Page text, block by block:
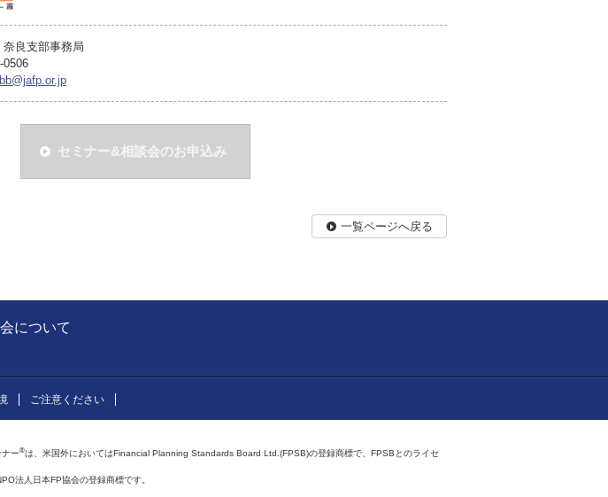
良支部事務局
0506
セミナー&相談会のお申込み
一覧ページへ戻る
について
ご注意ください
ー®は、米国外においてはFinancial Planning Standards Board Ltd.(FPSB)の登録商標で、FPSBとのライセ
法人日本FP協会の登録商標です。